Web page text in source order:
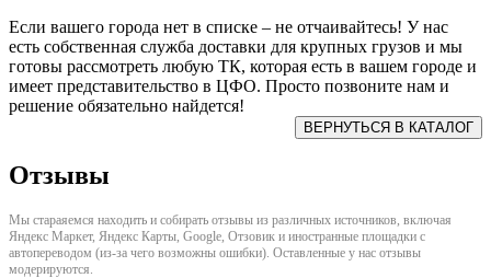
Если вашего города нет в списке – не отчаивайтесь! У нас
есть собственная служба доставки для крупных грузов и мы
готовы рассмотреть любую ТК, которая есть в вашем городе и
имеет представительство в ЦФО. Просто позвоните нам и
решение обязательно найдется!
Отзывы
Мы стараяемся находить и собирать отзывы из различных источников, включая
Яндекс Маркет, Яндекс Карты, Google, Отзовик и иностранные площадки с
автопереводом (из-за чего возможны ошибки). Оставленные у нас отзывы
модерируются.